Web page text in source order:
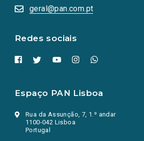
geral@pan.com.pt
Redes sociais
numa
nova
Espaço PAN Lisboa
Rua da Assunção, 7, 1.º andar
1100-042 Lisboa
Portugal